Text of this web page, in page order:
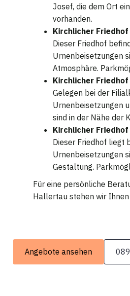
Josef, die dem Ort
vorhanden.
Kirchlicher Friedhof
Dieser Friedhof
Urnenbeisetzungen
Atmosphäre.
Kirchlicher Friedhof
Gelegen bei der
Urnenbeisetzungen
sind in der Nähe der
Kirchlicher
Dieser Friedhof liegt
Urnenbeisetzungen
Gestaltung.
Für eine persönliche
Hallertau stehen wir
Angebote ansehen